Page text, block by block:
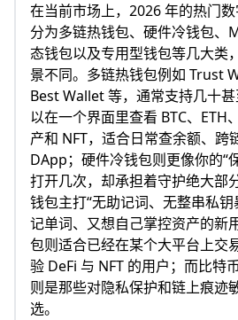
在当前市场上，2026 年的热门
分为多链热钱包、硬件冷钱包、
态钱包以及专用型钱包等几大类
景不同。多链热钱包例如 Trust
Best Wallet 等，通常支持几十
以在一个界面里查看 BTC、ETH
产和 NFT，适合日常查余额、跨
DApp；硬件冷钱包则更像你的“
打开几次，却承担着守护绝大部
钱包主打“无助记词、无整串私
记单词、又想自己掌控资产的新
包则适合已经在某个大平台上交
验 DeFi 与 NFT 的用户；而比特
则是那些对隐私保护和链上痕迹
选。